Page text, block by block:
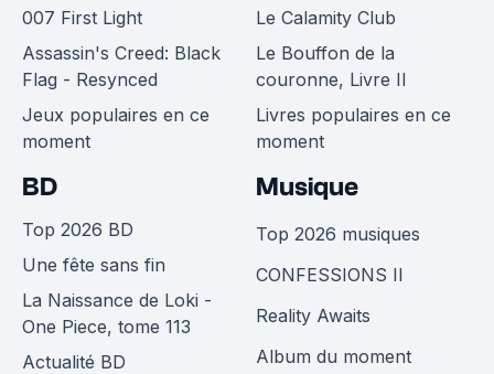
007 First Light
Assassin's Creed: Black
Flag - Resynced
Jeux populaires en ce
moment
Le Calamity Club
Le Bouffon de la
couronne, Livre II
Livres populaires en ce
moment
BD
Top 2026 BD
Une fête sans fin
La Naissance de Loki -
One Piece, tome 113
Actualité BD
Musique
Top 2026 musiques
CONFESSIONS II
Reality Awaits
Album du moment